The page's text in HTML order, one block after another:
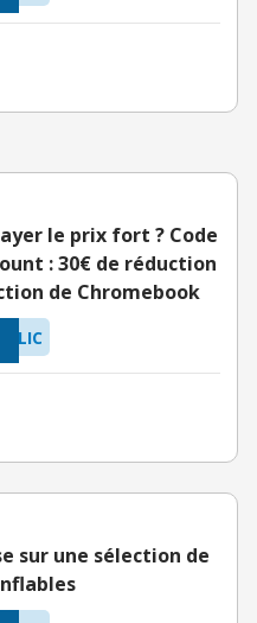
le prix fort ? Code
: 30€ de réduction
de Chromebook
LIC
sur une sélection de